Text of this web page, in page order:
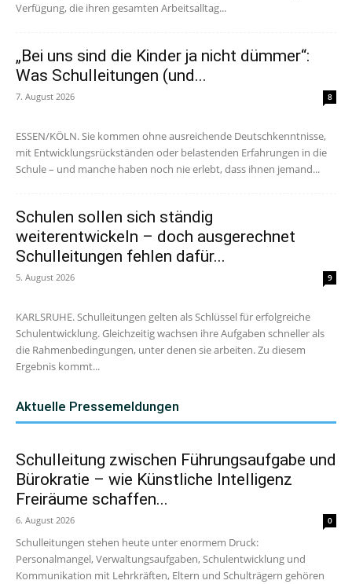
Verfügung, die ihren gesamten Arbeitsalltag...
„Bei uns sind die Kinder ja nicht dümmer“:
Was Schulleitungen (und...
7. August 2026 8
ESSEN/KÖLN. Sie kommen ohne ausreichende Deutschkenntnisse,
mit Entwicklungsrückständen oder belastenden Erfahrungen in die
Schule – und manche haben noch nie erlebt, dass ihnen jemand...
Schulen sollen sich ständig
weiterentwickeln – doch ausgerechnet
Schulleitungen fehlen dafür...
5. August 2026 9
KARLSRUHE. Schulleitungen gelten als Schlüssel für erfolgreiche
Schulentwicklung. Gleichzeitig wachsen ihre Aufgaben schneller als
die Rahmenbedingungen, unter denen sie arbeiten. Zu diesem
Ergebnis kommt...
Aktuelle Pressemeldungen
Schulleitung zwischen Führungsaufgabe und
Bürokratie – wie Künstliche Intelligenz
Freiräume schaffen...
6. August 2026 0
Schulleitungen stehen heute unter enormem Druck:
Personalmangel, Verwaltungsaufgaben, Schulentwicklung und
Kommunikation mit Lehrkräften, Eltern und Schulträgern gehören